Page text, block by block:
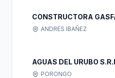
CONSTRUCTORA
ANDRES IBAÑEZ
AGUAS DEL URUBO
PORONGO